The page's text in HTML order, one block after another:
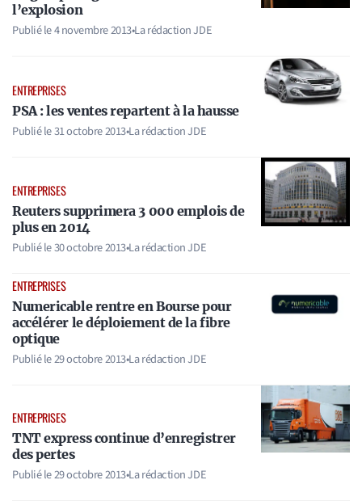
l’explosion
Publié le4 novembre 2013•La rédaction JDE
ENTREPRISES
PSA : les ventes repartent à la hausse
Publié le31 octobre 2013•La rédaction JDE
ENTREPRISES
Reuters supprimera 3 000 emplois de
plus en 2014
Publié le30 octobre 2013•La rédaction JDE
ENTREPRISES
Numericable rentre en Bourse pour
accélérer le déploiement de la fibre
optique
Publié le29 octobre 2013•La rédaction JDE
ENTREPRISES
TNT express continue d’enregistrer
des pertes
Publié le29 octobre 2013•La rédaction JDE